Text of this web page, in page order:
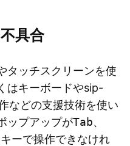
具合
タッチスクリーンを使
はキーボードやsip-
などの支援技術を使い
ップアップがTab、
キーで操作できなけれ